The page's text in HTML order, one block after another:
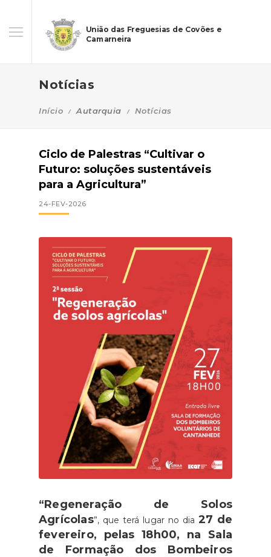
União das Freguesias de Covões e
Camarneira
Notícias
Início Autarquia Notícias
Ciclo de Palestras “Cultivar o
Futuro: soluções sustentáveis
para a Agricultura”
24-FEV-2026
“Regeneração de Solos
Agrícolas”, que terá lugar no dia 27 de
fevereiro, pelas 18h00, na Sala
de Formação dos Bombeiros